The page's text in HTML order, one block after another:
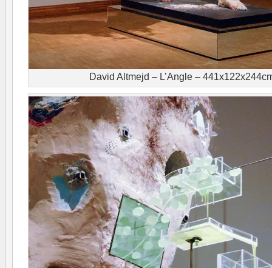
David Altmejd – L’Angle –